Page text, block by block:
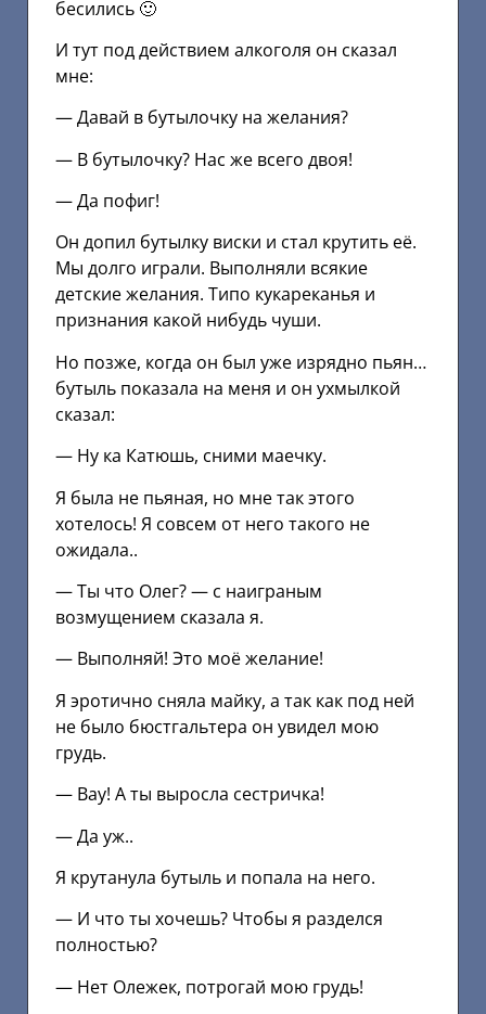
бесились 🙂
И тут под действием алкоголя он сказал
мне:
— Давай в бутылочку на желания?
— В бутылочку? Нас же всего двоя!
— Да пофиг!
Он допил бутылку виски и стал крутить её.
Мы долго играли. Выполняли всякие
детские желания. Типо кукареканья и
признания какой нибудь чуши.
Но позже, когда он был уже изрядно пьян…
бутыль показала на меня и он ухмылкой
сказал:
— Ну ка Катюшь, сними маечку.
Я была не пьяная, но мне так этого
хотелось! Я совсем от него такого не
ожидала..
— Ты что Олег? — с наиграным
возмущением сказала я.
— Выполняй! Это моё желание!
Я эротично сняла майку, а так как под ней
не было бюстгальтера он увидел мою
грудь.
— Вау! А ты выросла сестричка!
— Да уж..
Я крутанула бутыль и попала на него.
— И что ты хочешь? Чтобы я разделся
полностью?
— Нет Олежек, потрогай мою грудь!